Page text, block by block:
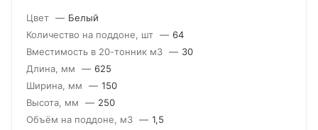
Цвет — Белый
Количество на поддоне, шт — 64
Вместимость в 20-тонник м3 — 30
Длина, мм
— 625
Ширина, мм
— 150
Высота, мм
— 250
Объём на поддоне, м3 — 1,5